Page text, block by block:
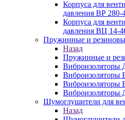
Корпуса для
давления ВР 280-
Корпуса для
давления ВЦ 14-
Пружинные и
Назад
Пружинные и
Виброизоляторы
Виброизоляторы
Виброизоляторы
Шумоглушители для
Назад